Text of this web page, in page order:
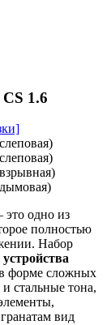
1.6
одно из
полностью
Набор
форме сложных
стальные тона,
вид